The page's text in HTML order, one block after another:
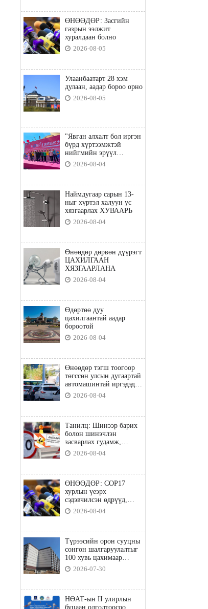
ӨНӨӨДӨР: Засгийн
газрын ээлжит
хуралдаан болно
2026-08-05
Улаанбаатарт 28 хэм
дулаан, аадар бороо орно
2026-08-05
"Явган алхалт бол иргэн
бүрд хүртээмжтэй
нийгмийн эрүүл
мэндийн бодлого"
2026-08-04
Наймдугаар сарын 13-
ныг хүртэл халуун ус
хязгаарлах ХУВААРЬ
2026-08-04
Өнөөдөр дөрвөн дүүрэгт
ЦАХИЛГААН
ХЯЗГААРЛАНА
2026-08-04
Өдөртөө дуу
цахилгаантай аадар
бороотой
2026-08-04
Өнөөдөр тэгш тоогоор
төгссөн улсын дугаартай
автомашинтай иргэдэд
шатахуун олгоно
2026-08-04
Танилц: Шинээр барих
болон шинэчлэн
засварлах гудамж,
замууд
2026-08-04
ӨНӨӨДӨР: COP17
хурлын үеэрх
сэдэвчилсэн өдрүүд,
үзвэр үйлчилгээний
талаар мэдээлнэ
2026-08-04
Түрээсийн орон сууцны
сонгон шалгаруулалтыг
100 хувь цахимаар
явуулна
2026-07-30
НӨАТ-ын II улирлын
буцаан олголтоосоо